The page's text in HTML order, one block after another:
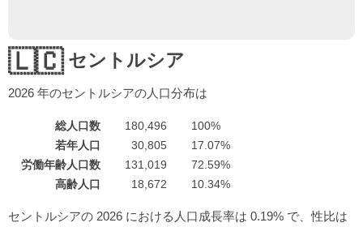
🇱🇨セントルシア
2026 年のセントルシアの人口分布は
総人口数 180,496
100%
若年人口
30,805
17.07%
労働年齢人口数
131,019
72.59%
高齢人口
18,672 10.34%
セントルシアの 2026 における人口成長率は 0.19% で、性比は